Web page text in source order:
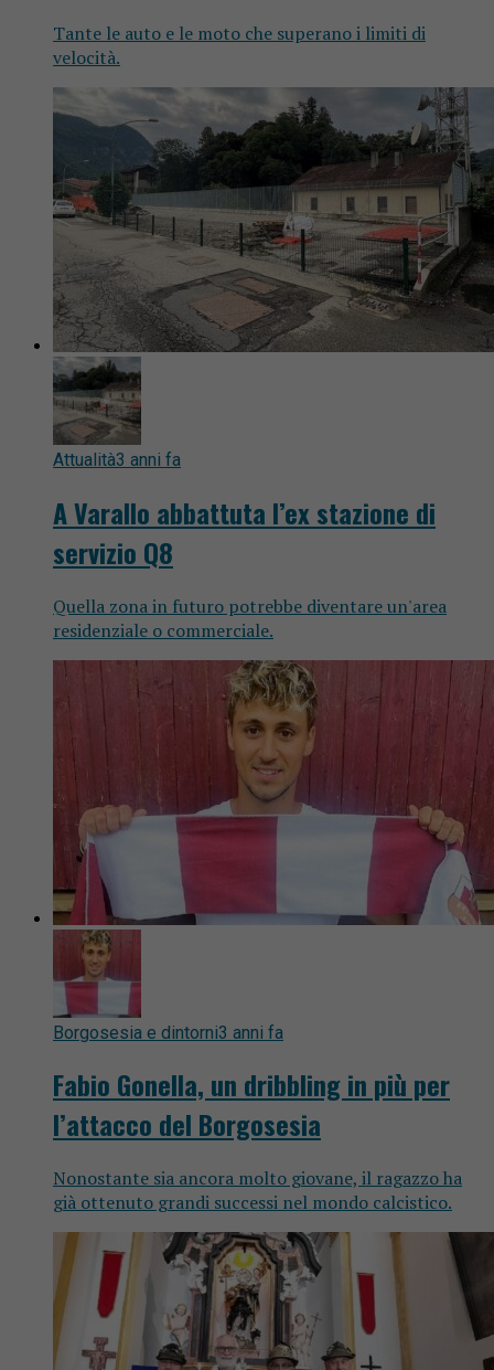
Tante le auto e le moto che superano i limiti di
velocità.
Attualità3 anni fa
A Varallo abbattuta l’ex stazione di
servizio Q8
Quella zona in futuro potrebbe diventare un'area
residenziale o commerciale.
Borgosesia e dintorni3 anni fa
Fabio Gonella, un dribbling in più per
l’attacco del Borgosesia
Nonostante sia ancora molto giovane, il ragazzo ha
già ottenuto grandi successi nel mondo calcistico.